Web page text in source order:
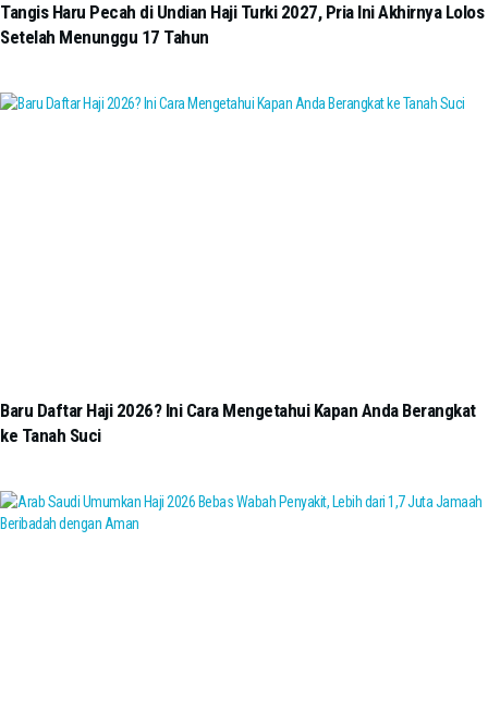
Tangis Haru Pecah di Undian Haji Turki 2027, Pria Ini Akhirnya Lolos
Setelah Menunggu 17 Tahun
Baru Daftar Haji 2026? Ini Cara Mengetahui Kapan Anda Berangkat
ke Tanah Suci